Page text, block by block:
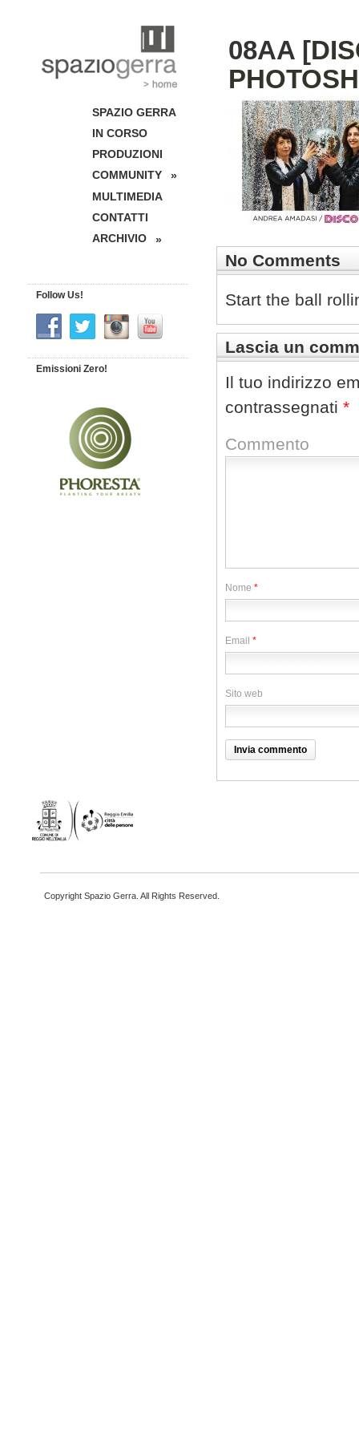
08AA [
No Comments
Start the ball
Lascia un
Il tuo indirizzo
contrassegnati *
Commento
Nome *
Email *
Sito web
SPAZIO GERRA
IN CORSO
PRODUZIONI
COMMUNITY
»
MULTIMEDIA
CONTATTI
ARCHIVIO
»
Follow Us!
Emissioni Zero!
Copyright Spazio Gerra. All Rights Reserved.